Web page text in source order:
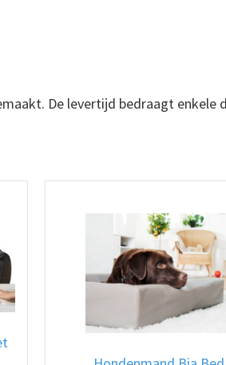
De levertijd bedraagt enkele